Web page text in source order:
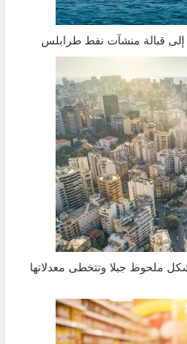
إلى قبالة منشآت نفط طرابلس
ملحوظ جبلا وتتخطى معدلاتها